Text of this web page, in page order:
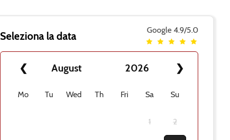
Google 4.9/5.0
Seleziona la data
❮ August 2026 ❯
Mo Tu Wed Th Fri Sa Su
1 2